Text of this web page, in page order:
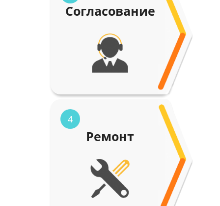
Согласование
4
Ремонт